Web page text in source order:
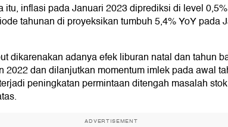
itu, inflasi pada Januari 2023 diprediksi di level
tahunan di proyeksikan tumbuh 5,4% YoY pada
dikarenakan adanya efek liburan natal dan tahun
2022 dan dilanjutkan momentum imlek pada awal
peningkatan permintaan ditengah masalah
ADVERTISEMENT